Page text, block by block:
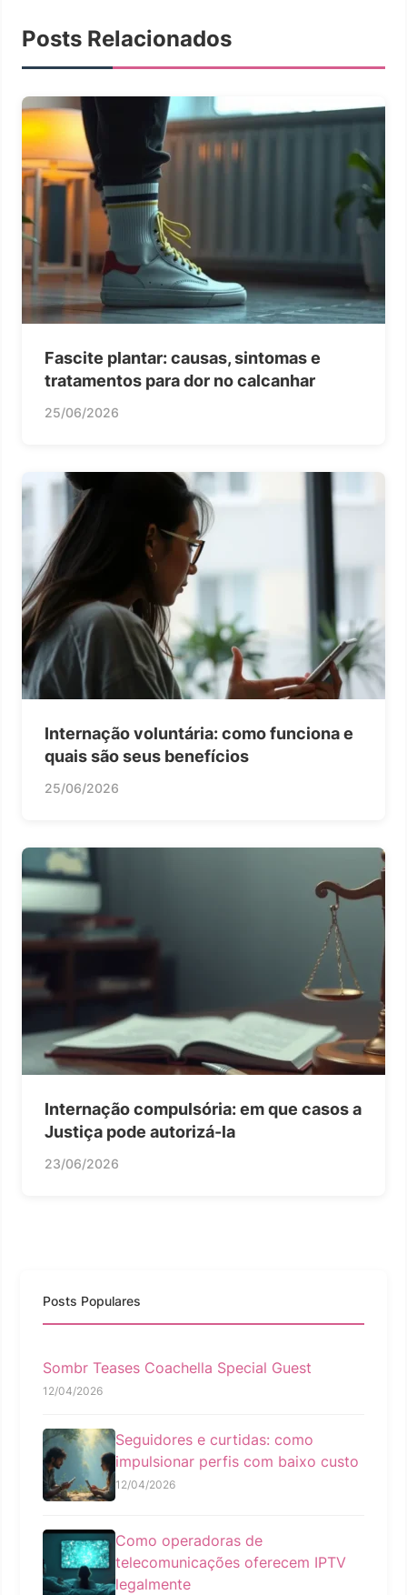
Posts Relacionados
Fascite plantar: causas, sintomas e
tratamentos para dor no calcanhar
25/06/2026
Internação voluntária: como funciona e
quais são seus benefícios
25/06/2026
Internação compulsória: em que casos a
Justiça pode autorizá-la
23/06/2026
Posts Populares
Sombr Teases Coachella Special Guest
12/04/2026
Seguidores e curtidas: como
impulsionar perfis com baixo custo
12/04/2026
Como operadoras de
telecomunicações oferecem IPTV
legalmente